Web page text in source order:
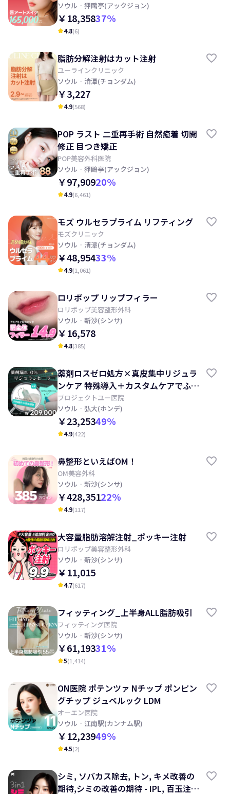
ソウル · 狎鷗亭(アックジョン)
￥18,35837%
kid_star4.8(6)
脂肪分解注射はカット注射
ユーラインクリニック
ソウル · 清潭(チョンダム)
￥3,227
kid_star4.9(568)
POP ラスト 二重再手術 自然癒着 切開
修正 目つき矯正
POP美容外科医院
ソウル · 狎鷗亭(アックジョン)
￥97,90920%
kid_star4.9(6,461)
モズ ウルセラプライム リフティング
モズクリニック
ソウル · 清潭(チョンダム)
￥48,95433%
kid_star4.9(1,061)
ロリポップ リップフィラー
ロリポップ美容整形外科
ソウル · 新沙(シンサ)
￥16,578
kid_star4.8(385)
薬剤ロスゼロ処方×真皮集中リジュラ
ンケア 特殊導入＋カスタムケアでふっ
くらハリ肌へ
プロジェクトユー医院
ソウル · 弘大(ホンデ)
￥23,25349%
kid_star4.9(422)
鼻整形といえばOM！
OM美容外科
ソウル · 新沙(シンサ)
￥428,35122%
kid_star4.9(117)
大容量脂肪溶解注射_ポッキー注射
ロリポップ美容整形外科
ソウル · 新沙(シンサ)
￥11,015
kid_star4.7(617)
フィッティング_上半身ALL脂肪吸引
フィッティング医院
ソウル · 新沙(シンサ)
￥61,19331%
kid_star5(1,414)
ON医院 ポテンツァ Nチップ ポンピン
グチップ ジュベルック LDM
オーエン医院
ソウル · 江南駅(カンナム駅)
￥12,23949%
kid_star4.5(2)
シミ, ソバカス除去, トン, キメ改善の
期待,シミの改善の期待 - IPL, 百玉注